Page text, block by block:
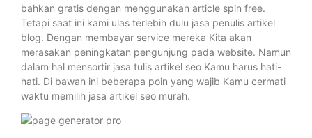
bahkan gratis dengan menggunakan article spin free.
Tetapi saat ini kami ulas terlebih dulu jasa penulis artikel
blog. Dengan membayar service mereka Kita akan
merasakan peningkatan pengunjung pada website. Namun
dalam hal mensortir jasa tulis artikel seo Kamu harus hati-
hati. Di bawah ini beberapa poin yang wajib Kamu cermati
waktu memilih jasa artikel seo murah.